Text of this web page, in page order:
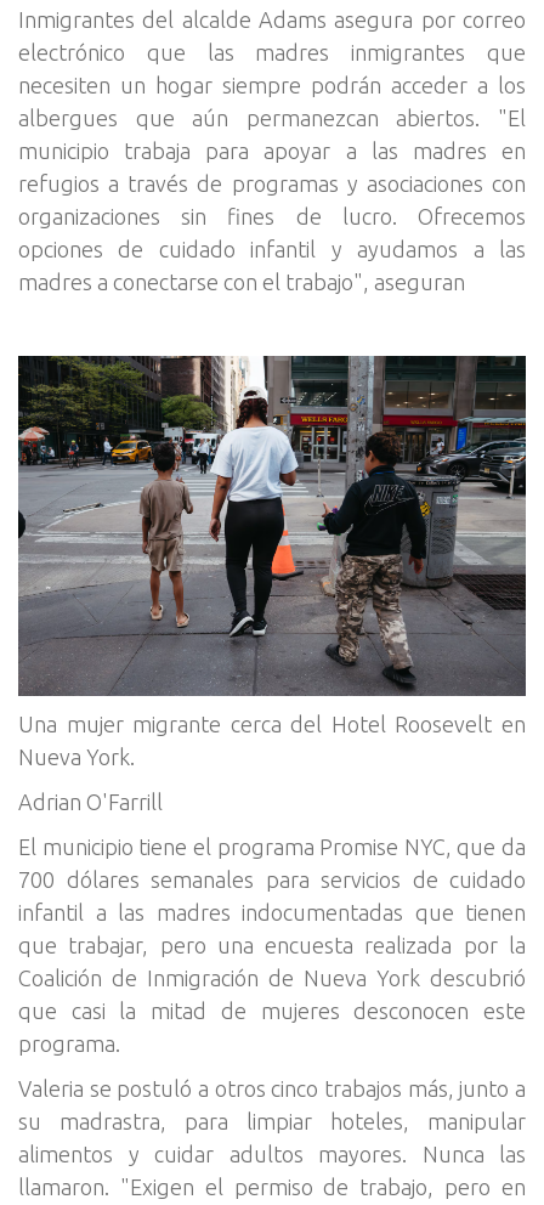
Inmigrantes del alcalde Adams asegura por correo
electrónico que las madres inmigrantes que
necesiten un hogar siempre podrán acceder a los
albergues que aún permanezcan abiertos. "El
municipio trabaja para apoyar a las madres en
refugios a través de programas y asociaciones con
organizaciones sin fines de lucro. Ofrecemos
opciones de cuidado infantil y ayudamos a las
madres a conectarse con el trabajo", aseguran
Una mujer migrante cerca del Hotel Roosevelt en
Nueva York.
Adrian O'Farrill
El municipio tiene el programa Promise NYC, que da
700 dólares semanales para servicios de cuidado
infantil a las madres indocumentadas que tienen
que trabajar, pero una encuesta realizada por la
Coalición de Inmigración de Nueva York descubrió
que casi la mitad de mujeres desconocen este
programa.
Valeria se postuló a otros cinco trabajos más, junto a
su madrastra, para limpiar hoteles, manipular
alimentos y cuidar adultos mayores. Nunca las
llamaron. "Exigen el permiso de trabajo, pero en